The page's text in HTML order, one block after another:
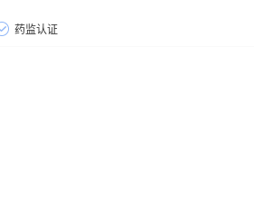
药监认证